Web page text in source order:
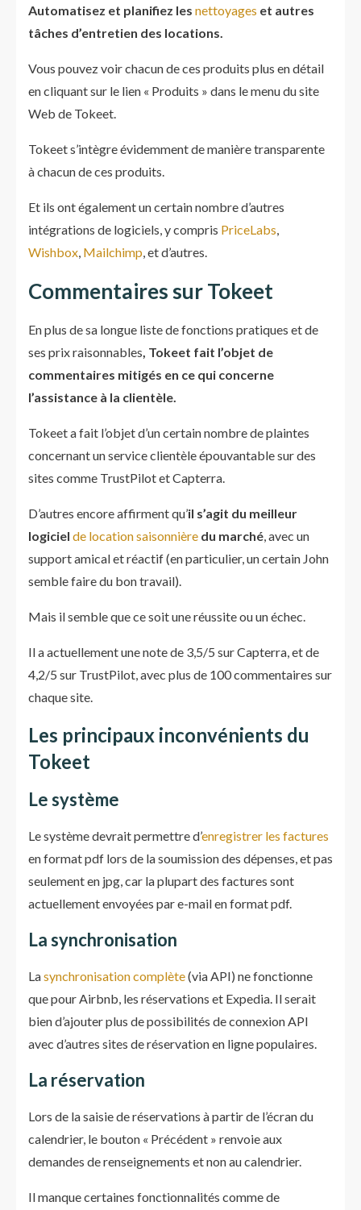
Automatisez et planifiez les nettoyages et autres
tâches d’entretien des locations.
Vous pouvez voir chacun de ces produits plus en détail
en cliquant sur le lien « Produits » dans le menu du site
Web de Tokeet.
Tokeet s’intègre évidemment de manière transparente
à chacun de ces produits.
Et ils ont également un certain nombre d’autres
intégrations de logiciels, y compris PriceLabs,
Wishbox, Mailchimp, et d’autres.
Commentaires sur Tokeet
En plus de sa longue liste de fonctions pratiques et de
ses prix raisonnables, Tokeet fait l’objet de
commentaires mitigés en ce qui concerne
l’assistance à la clientèle.
Tokeet a fait l’objet d’un certain nombre de plaintes
concernant un service clientèle épouvantable sur des
sites comme TrustPilot et Capterra.
D’autres encore affirment qu’il s’agit du meilleur
logiciel de location saisonnière du marché, avec un
support amical et réactif (en particulier, un certain John
semble faire du bon travail).
Mais il semble que ce soit une réussite ou un échec.
Il a actuellement une note de 3,5/5 sur Capterra, et de
4,2/5 sur TrustPilot, avec plus de 100 commentaires sur
chaque site.
Les principaux inconvénients du
Tokeet
Le système
Le système devrait permettre d’enregistrer les factures
en format pdf lors de la soumission des dépenses, et pas
seulement en jpg, car la plupart des factures sont
actuellement envoyées par e-mail en format pdf.
La synchronisation
Lasynchronisation complète(via API) ne fonctionne
que pour Airbnb, les réservations et Expedia. Il serait
bien d’ajouter plus de possibilités de connexion API
avec d’autres sites de réservation en ligne populaires.
La réservation
Lors de la saisie de réservations à partir de l’écran du
calendrier, le bouton « Précédent » renvoie aux
demandes de renseignements et non au calendrier.
Il manque certaines fonctionnalités comme de